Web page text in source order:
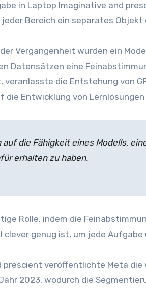
in Laptop Imaginative and
Bereich ein separates
Vergangenheit wurden ein
Datensätzen eine
die Entstehung von
die Entwicklung von
die Fähigkeit eines Modells,
erhalten zu haben.
Rolle, indem die
clever genug ist, um jede
prescient veröffentlichte Meta
Jahr 2023, wodurch die